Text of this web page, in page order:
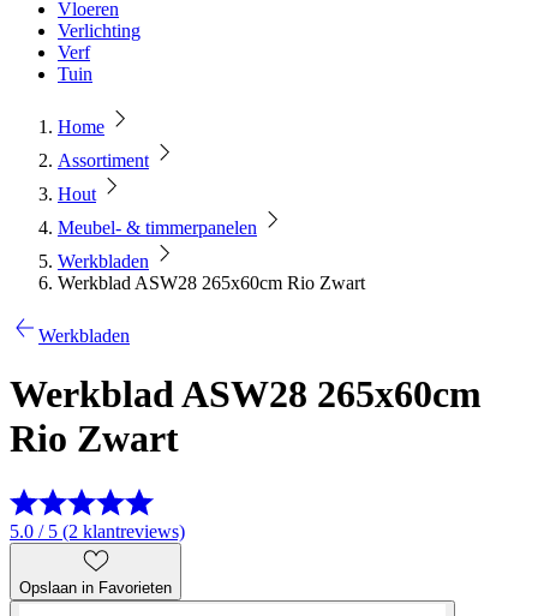
Vloeren
Verlichting
Verf
Tuin
Home
Assortiment
Hout
Meubel- & timmerpanelen
Werkbladen
Werkblad ASW28 265x60cm Rio Zwart
Werkbladen
Werkblad ASW28 265x60cm
Rio Zwart
5.0 / 5 (2 klantreviews)
Opslaan in Favorieten